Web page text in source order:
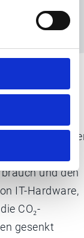
reduzieren den
und den
IT-Hardware,
CO₂-
gesenkt